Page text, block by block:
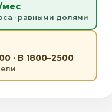
мес
· равными долями
· В 1800–2500